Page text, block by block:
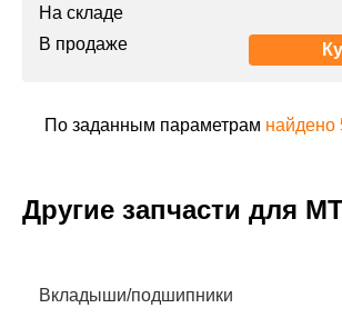
На складе
В продаже
По заданным параметрам найдено
Другие запчасти для
Вкладыши/подшипники